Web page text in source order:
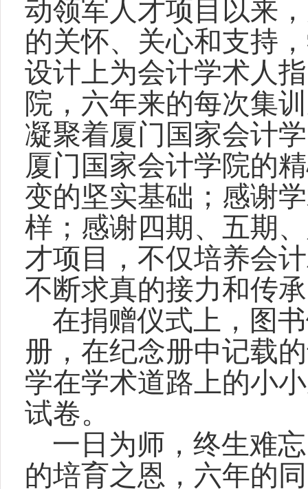
动领军人才项目以来
的关怀、关心和支持
设计上为会计学术人
院，六年来的每次集
凝聚着厦门国家会计
厦门国家会计学院的
变的坚实基础；感谢
样；感谢四期、五期
才项目，不仅培养会
不断求真的接力和传
在捐赠仪式上，图
册，在纪念册中记载
学在学术道路上的小
试卷。
一日为师，终生难
的培育之恩，六年的